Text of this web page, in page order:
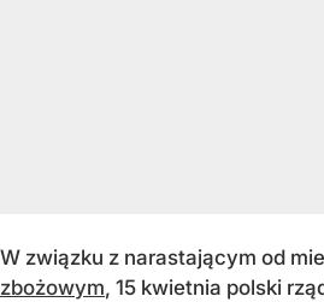
W związku z narastającym od
zbożowym, 15 kwietnia polski